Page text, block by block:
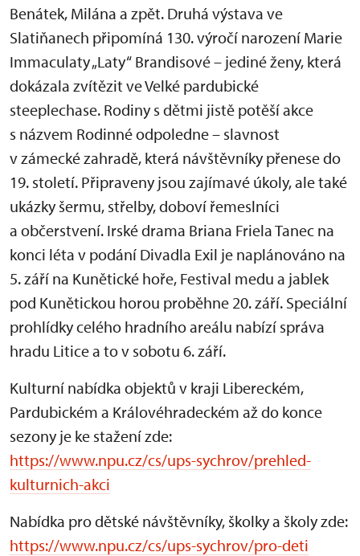
Benátek, Milána a zpět. Druhá výstava ve
Slatiňanech připomíná 130. výročí narození Marie
Immaculaty „Laty“ Brandisové – jediné ženy, která
dokázala zvítězit ve Velké pardubické
steeplechase. Rodiny s dětmi jistě potěší akce
s názvem Rodinné odpoledne – slavnost
v zámecké zahradě, která návštěvníky přenese do
19. století. Připraveny jsou zajímavé úkoly, ale také
ukázky šermu, střelby, doboví řemeslníci
a občerstvení. Irské drama Briana Friela Tanec na
konci léta v podání Divadla Exil je naplánováno na
5. září na Kunětické hoře, Festival medu a jablek
pod Kunětickou horou proběhne 20. září. Speciální
prohlídky celého hradního areálu nabízí správa
hradu Litice a to v sobotu 6. září.
Kulturní nabídka objektů v kraji Libereckém,
Pardubickém a Královéhradeckém až do konce
sezony je ke stažení zde:
https://www.npu.cz/cs/ups-sychrov/prehled-
kulturnich-akci
Nabídka pro dětské návštěvníky, školky a školy zde:
https://www.npu.cz/cs/ups-sychrov/pro-deti